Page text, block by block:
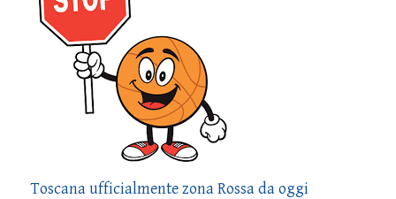
Toscana ufficialmente zona Rossa da oggi